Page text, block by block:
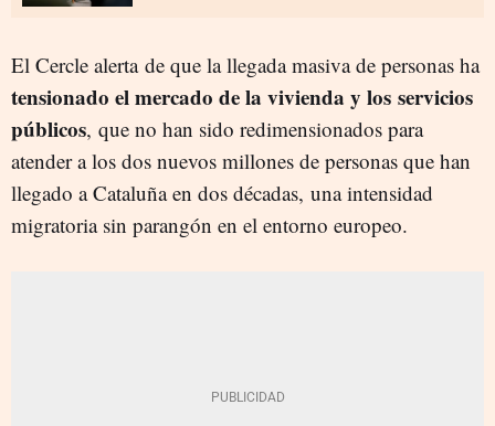
El Cercle alerta de que la llegada masiva de personas ha
tensionado el mercado de la vivienda y los servicios
públicos, que no han sido redimensionados para
atender a los dos nuevos millones de personas que han
llegado a Cataluña en dos décadas, una intensidad
migratoria sin parangón en el entorno europeo.